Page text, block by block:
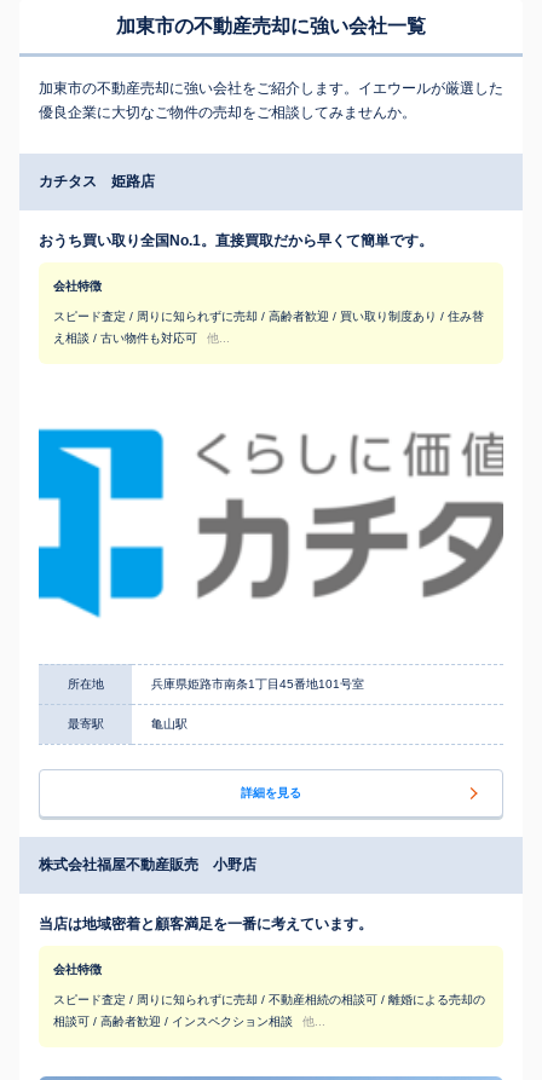
加東市の不動産売却に強い会社一覧
加東市の不動産売却に強い会社をご紹介します。イエウールが厳選した
優良企業に大切なご物件の売却をご相談してみませんか。
カチタス 姫路店
おうち買い取り全国No.1。直接買取だから早くて簡単です。
会社特徴
スピード査定 / 周りに知られずに売却 / 高齢者歓迎 / 買い取り制度あり / 住み替
え相談 / 古い物件も対応可
他...
所在地 兵庫県姫路市南条1丁目45番地101号室
最寄駅 亀山駅
詳細を見る
株式会社福屋不動産販売 小野店
当店は地域密着と顧客満足を一番に考えています。
会社特徴
スピード査定 / 周りに知られずに売却 / 不動産相続の相談可 / 離婚による売却の
相談可 / 高齢者歓迎 / インスペクション相談
他...